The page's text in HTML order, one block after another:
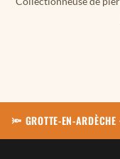
🔦 GROTTE-EN-